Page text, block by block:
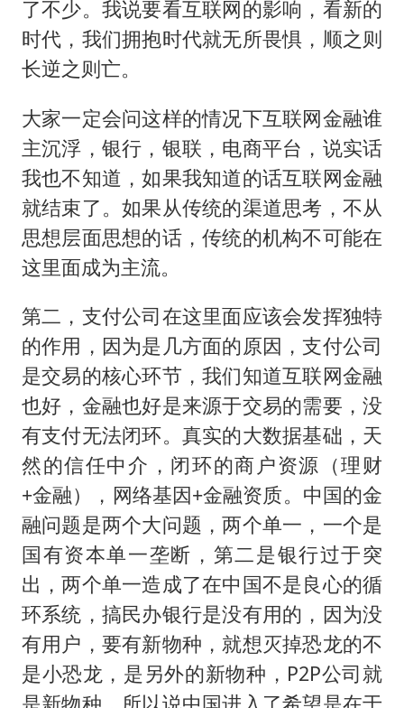
了不少。我说要看互联网的影响，看新的
时代，我们拥抱时代就无所畏惧，顺之则
长逆之则亡。
大家一定会问这样的情况下互联网金融谁
主沉浮，银行，银联，电商平台，说实话
我也不知道，如果我知道的话互联网金融
就结束了。如果从传统的渠道思考，不从
思想层面思想的话，传统的机构不可能在
这里面成为主流。
第二，支付公司在这里面应该会发挥独特
的作用，因为是几方面的原因，支付公司
是交易的核心环节，我们知道互联网金融
也好，金融也好是来源于交易的需要，没
有支付无法闭环。真实的大数据基础，天
然的信任中介，闭环的商户资源（理财
+金融），网络基因+金融资质。中国的金
融问题是两个大问题，两个单一，一个是
国有资本单一垄断，第二是银行过于突
出，两个单一造成了在中国不是良心的循
环系统，搞民办银行是没有用的，因为没
有用户，要有新物种，就想灭掉恐龙的不
是小恐龙，是另外的新物种，P2P公司就